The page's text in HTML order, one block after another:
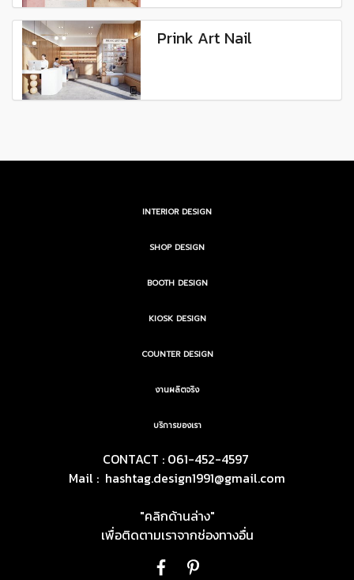
Prink Art Nail
INTERIOR DESIGN
SHOP DESIGN
BOOTH DESIGN
KIOSK DESIGN
COUNTER DESIGN
งานผลิตจริง
บริการของเรา
CONTACT : 061-452-4597
Mail : hashtag.design1991@gmail.com
"คลิกด้านล่าง"
เพื่อติดตามเราจากช่องทางอื่น